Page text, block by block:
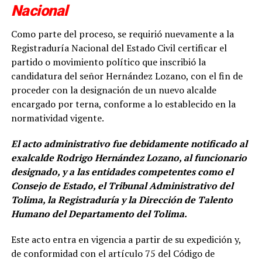
Nacional
Como parte del proceso, se requirió nuevamente a la
Registraduría Nacional del Estado Civil certificar el
partido o movimiento político que inscribió la
candidatura del señor Hernández Lozano, con el fin de
proceder con la designación de un nuevo alcalde
encargado por terna, conforme a lo establecido en la
normatividad vigente.
El acto administrativo fue debidamente notificado al
exalcalde Rodrigo Hernández Lozano, al funcionario
designado, y a las entidades competentes como el
Consejo de Estado, el Tribunal Administrativo del
Tolima, la Registraduría y la Dirección de Talento
Humano del Departamento del Tolima.
Este acto entra en vigencia a partir de su expedición y,
de conformidad con el artículo 75 del Código de